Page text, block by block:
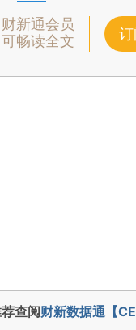
财新通会员
可畅读全文
查阅财新数据通【